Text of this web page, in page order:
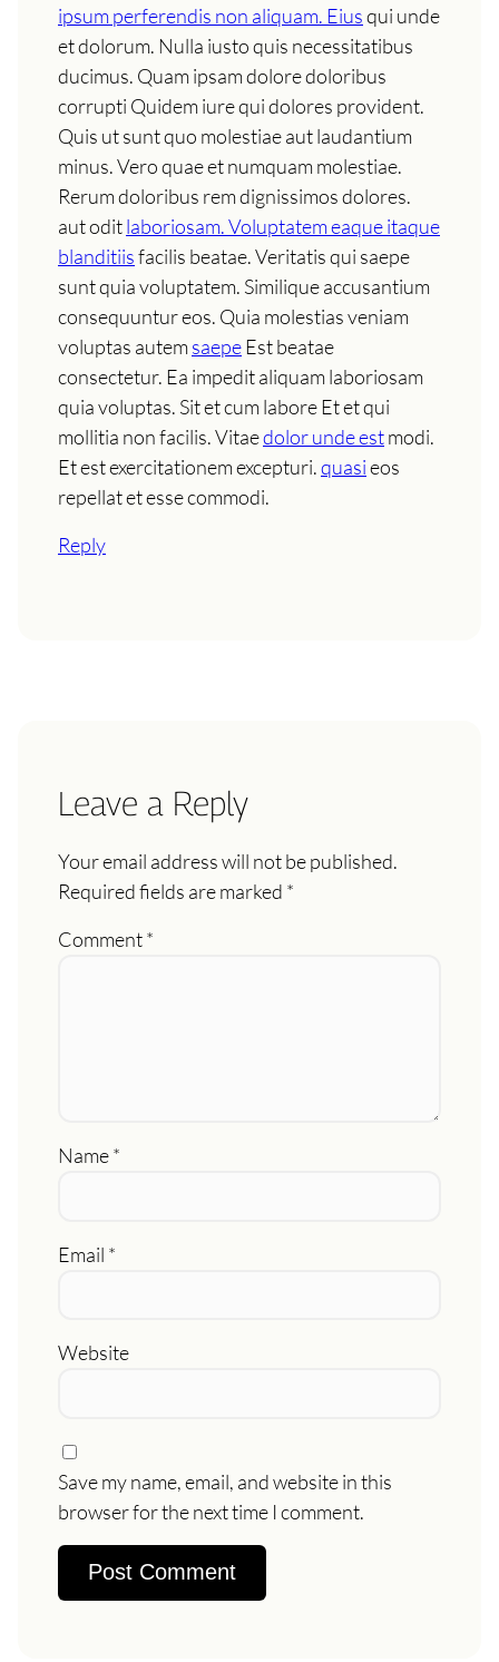
ipsum perferendis non aliquam. Eiusqui unde
et dolorum. Nulla iusto quis necessitatibus
ducimus. Quam ipsam dolore doloribus
corrupti Quidem iure qui dolores provident.
Quis ut sunt quo molestiae aut laudantium
minus. Vero quae et numquam molestiae.
Rerum doloribus rem dignissimos dolores.
aut oditlaboriosam. Voluptatem eaque itaque
blanditiisfacilis beatae. Veritatis qui saepe
sunt quia voluptatem. Similique accusantium
consequuntur eos. Quia molestias veniam
voluptas autemsaepeEst beatae
consectetur. Ea impedit aliquam laboriosam
quia voluptas. Sit et cum labore Et et qui
mollitia non facilis. Vitaedolor unde estmodi.
Et est exercitationem excepturi.quasieos
repellat et esse commodi.
Reply
Leave a Reply
Your email address will not be published.
Required fields are marked *
Comment*
Name*
Email *
Website
Save my name, email, and website in this
browser for the next time I comment.